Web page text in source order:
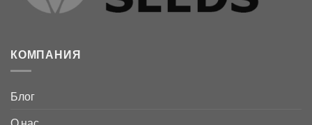
товара.
КОМПАНИЯ
Блог